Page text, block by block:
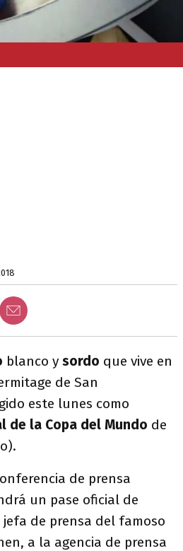
blanco y sordo que vive en
de San
este lunes como
la Copa del Mundo de
de prensa
un pase oficial de
de prensa del famoso
a la agencia de prensa